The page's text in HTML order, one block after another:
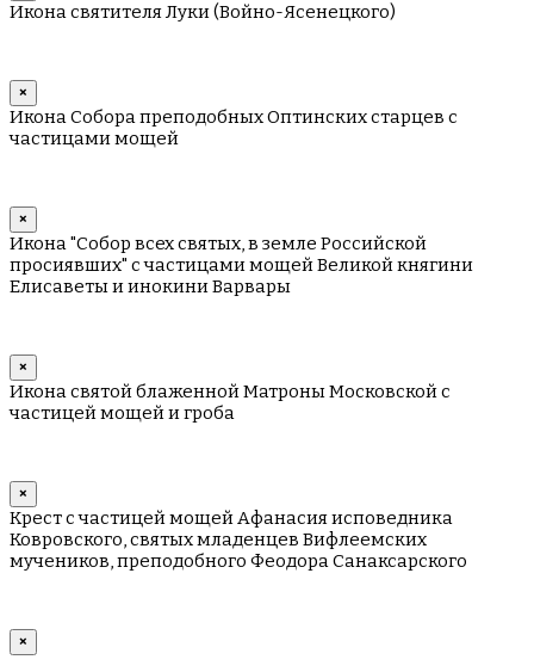
Икона святителя Луки (Войно-Ясенецкого)
×
Икона Собора преподобных Оптинских старцев с
частицами мощей
×
Икона "Собор всех святых, в земле Российской
просиявших" с частицами мощей Великой княгини
Елисаветы и инокини Варвары
×
Икона святой блаженной Матроны Московской с
частицей мощей и гроба
×
Крест с частицей мощей Афанасия исповедника
Ковровского, святых младенцев Вифлеемских
мучеников, преподобного Феодора Санаксарского
×